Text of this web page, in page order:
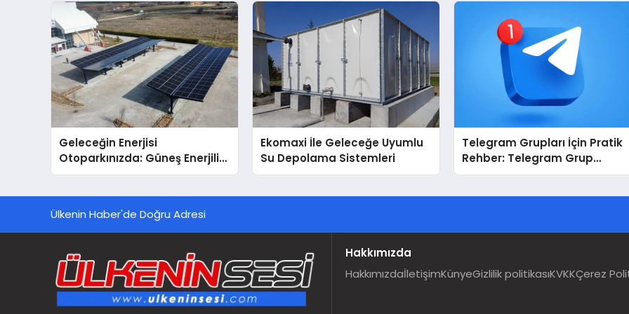
Geleceğin Enerjisi
Otoparkınızda: Güneş Enerjili
Carport (Solar Otopark)
Ekomaxi İle Geleceğe Uyumlu
Su Depolama Sistemleri
Telegram Grupları İçin Pratik
Rehber: Telegram Grup
Dizinleri Kullanıcılara Ne
Ülkenin Haber'de Doğru Adresi
Hakkımızda
HakkımızdaİletişimKünyeGizlilik politikasıKVKKÇerez